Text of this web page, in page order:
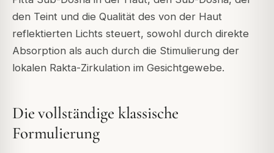
den Teint und die Qualität des von der Haut
reflektierten Lichts steuert, sowohl durch direkte
Absorption als auch durch die Stimulierung der
lokalen Rakta-Zirkulation im Gesichtgewebe.
Die vollständige klassische
Formulierung